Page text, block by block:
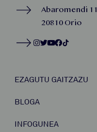
Abaromendi 11
20810 Orio
EZAGUTU GAITZAZU
BLOGA
INFOGUNEA